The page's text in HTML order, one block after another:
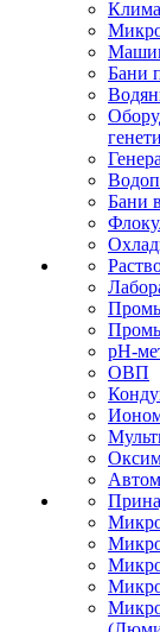
Бани
Бани
pH-
ОВП